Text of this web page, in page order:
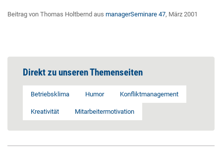
Beitrag von Thomas Holtbernd aus managerSeminare 47, März 2001
Direkt zu unseren Themenseiten
Betriebsklima Humor Konfliktmanagement
Kreativität Mitarbeitermotivation